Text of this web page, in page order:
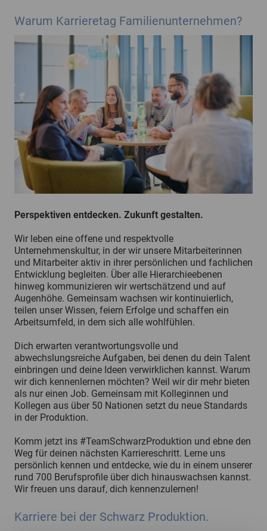
Warum Karrieretag Familienunternehmen?
Perspektiven entdecken. Zukunft gestalten.
Wir leben eine offene und respektvolle
Unternehmenskultur, in der wir unsere Mitarbeiterinnen
und Mitarbeiter aktiv in ihrer persönlichen und fachlichen
Entwicklung begleiten. Über alle Hierarchieebenen
hinweg kommunizieren wir wertschätzend und auf
Augenhöhe. Gemeinsam wachsen wir kontinuierlich,
teilen unser Wissen, feiern Erfolge und schaffen ein
Arbeitsumfeld, in dem sich alle wohlfühlen.
Dich erwarten verantwortungsvolle und
abwechslungsreiche Aufgaben, bei denen du dein Talent
einbringen und deine Ideen verwirklichen kannst. Warum
wir dich kennenlernen möchten? Weil wir dir mehr bieten
als nur einen Job. Gemeinsam mit Kolleginnen und
Kollegen aus über 50 Nationen setzt du neue Standards
in der Produktion.
Komm jetzt ins #TeamSchwarzProduktion und ebne den
Weg für deinen nächsten Karriereschritt. Lerne uns
persönlich kennen und entdecke, wie du in einem unserer
rund 700 Berufsprofile über dich hinauswachsen kannst.
Wir freuen uns darauf, dich kennenzulernen!
Karriere bei der Schwarz Produktion.